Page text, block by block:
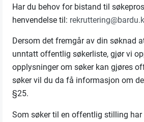
Har du behov for bistand til
henvendelse til:
Dersom det fremgår av din søknad
unntatt offentlig søkerliste, gjør vi
opplysninger om søker kan gjøres
søker vil du da få informasjon om
§25.
Som søker til en offentlig stilling har